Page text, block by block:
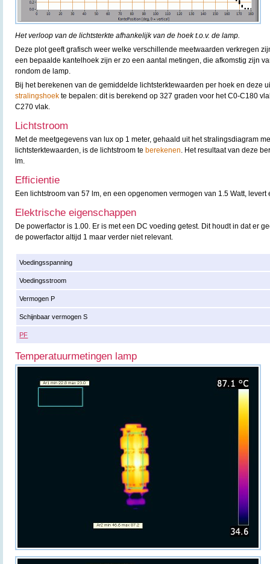
Het verloop van de lichtsterkte afhankelijk van de hoek t.o.v. de lamp.
Deze plot geeft grafisch weer welke verschillende meetwaarden verkregen
een bepaalde kantelhoek zijn er zo een aantal metingen, die afkomstig zijn
rondom de lamp.
Bij het berekenen van de gemiddelde lichtsterktewaarden per hoek en deze
stralingshoek te bepalen: dit is berekend op 327 graden voor het C0-C180
C270 vlak.
Lichtstroom
Met de meetgegevens van lux op 1 meter, gehaald uit het stralingsdiagram
lichtsterktewaarden, is de lichtstroom te berekenen. Het resultaat van deze
lm.
Efficientie
Een lichtstroom van 57 lm, en een opgenomen vermogen van 1.5 Watt, levert
Elektrische eigenschappen
De powerfactor is 1.00. Er is met een DC voeding getest. Dit houdt in dat er
de powerfactor altijd 1 maar verder niet relevant.
Voedingsspanning
Voedingsstroom
Vermogen P
Schijnbaar vermogen S
PF
Temperatuurmetingen lamp